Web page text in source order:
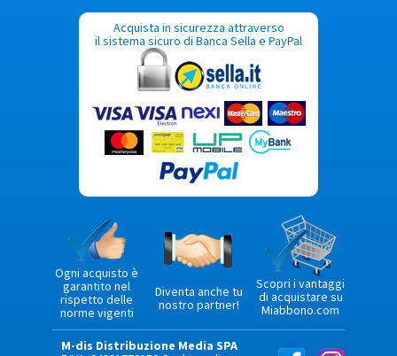
Acquista in sicurezza attraverso
il sistema sicuro di Banca Sella e PayPal
Ogni acquisto è
garantito nel
rispetto delle
norme vigenti
Diventa anche tu
nostro partner!
Scopri i vantaggi
di acquistare su
Miabbono.com
M-dis Distribuzione Media SPA